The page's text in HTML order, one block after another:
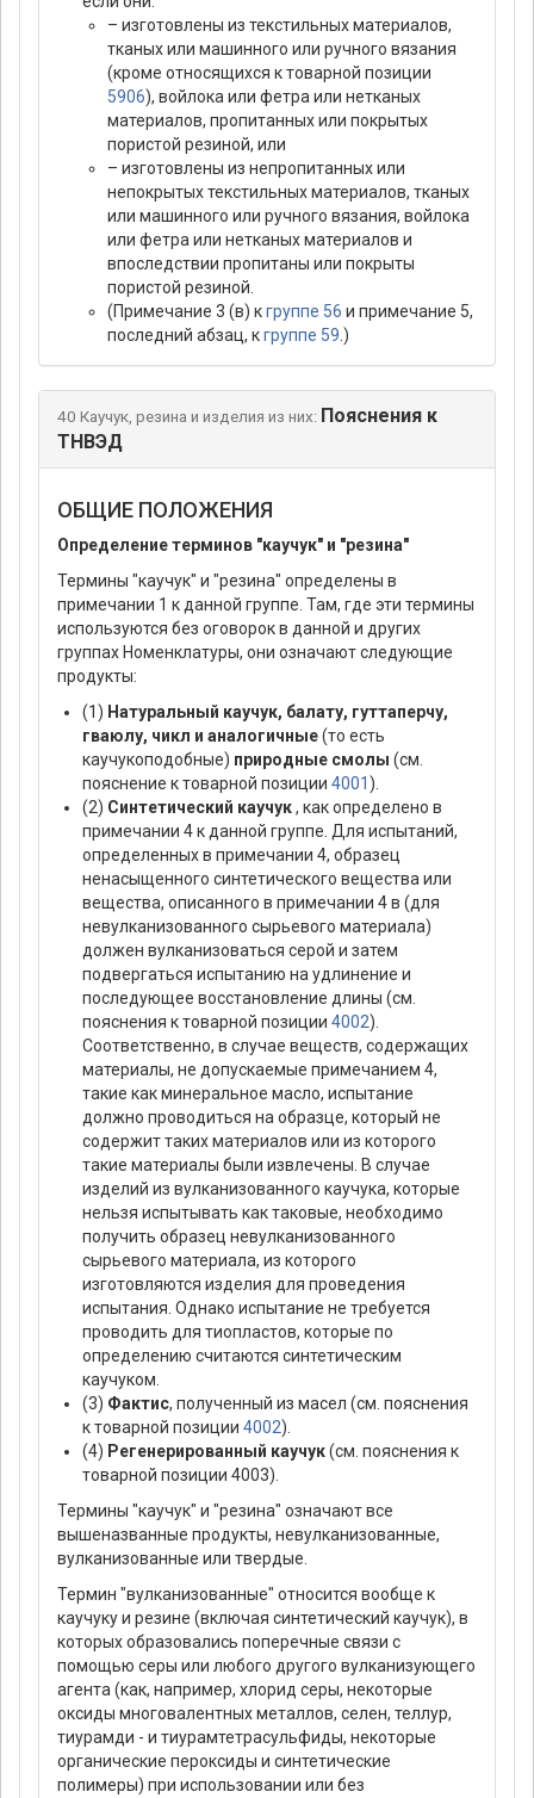
– изготовлены из текстильных материалов,
тканых или машинного или ручного вязания
(кроме относящихся к товарной позиции
5906), войлока или фетра или нетканых
материалов, пропитанных или покрытых
пористой резиной, или
– изготовлены из непропитанных или
непокрытых текстильных материалов, тканых
или машинного или ручного вязания, войлока
или фетра или нетканых материалов и
впоследствии пропитаны или покрыты
пористой резиной.
(Примечание 3 (в) кгруппе 56 и примечание 5,
последний абзац, кгруппе 59 .)
40 Каучук, резина и изделия из них: Пояснения к
ТНВЭД
ОБЩИЕ ПОЛОЖЕНИЯ
Определение терминов "каучук" и "резина"
Термины "каучук" и "резина" определены в
примечании 1 к данной группе. Там, где эти термины
используются без оговорок в данной и других
группах Номенклатуры, они означают следующие
продукты:
(1) Натуральный каучук, балату, гуттаперчу,
гваюлу, чикл и аналогичные(то есть
каучукоподобные) природные смолы (см.
пояснение к товарной позиции 4001).
(2) Синтетический каучук, как определено в
примечании 4 к данной группе. Для испытаний,
определенных в примечании 4, образец
ненасыщенного синтетического вещества или
вещества, описанного в примечании 4 в (для
невулканизованного сырьевого материала)
должен вулканизоваться серой и затем
подвергаться испытанию на удлинение и
последующее восстановление длины (см.
пояснения к товарной позиции 4002).
Соответственно, в случае веществ, содержащих
материалы, не допускаемые примечанием 4,
такие как минеральное масло, испытание
должно проводиться на образце, который не
содержит таких материалов или из которого
такие материалы были извлечены. В случае
изделий из вулканизованного каучука, которые
нельзя испытывать как таковые, необходимо
получить образец невулканизованного
сырьевого материала, из которого
изготовляются изделия для проведения
испытания. Однако испытание не требуется
проводить для тиопластов, которые по
определению считаются синтетическим
каучуком.
(3) Фактис, полученный из масел (см. пояснения
к товарной позиции 4002).
(4) Регенерированный каучук(см. пояснения к
товарной позиции 4003).
Термины "каучук" и "резина" означают все
вышеназванные продукты, невулканизованные,
вулканизованные или твердые.
Термин "вулканизованные" относится вообще к
каучуку и резине (включая синтетический каучук), в
которых образовались поперечные связи с
помощью серы или любого другого вулканизующего
агента (как, например, хлорид серы, некоторые
оксиды многовалентных металлов, селен, теллур,
тиурамди - и тиурамтетрасульфиды, некоторые
органические пероксиды и синтетические
полимеры) при использовании или без